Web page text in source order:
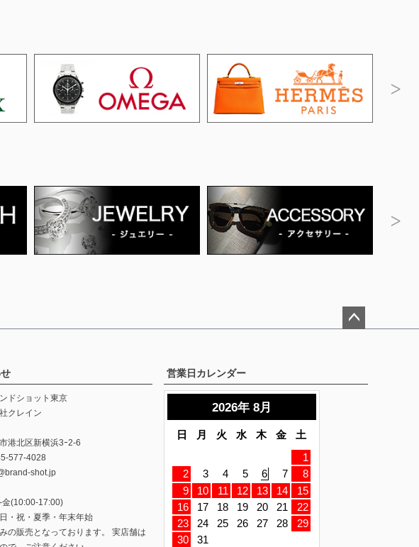
へ
ドショット東京
クレイン
港北区新横浜3ｰ2-6
577-4028
shot.jp
金(10:00-17:00)
・祝・夏季・年末年始
の販売となっております。 実店舗は
営業日カレンダー